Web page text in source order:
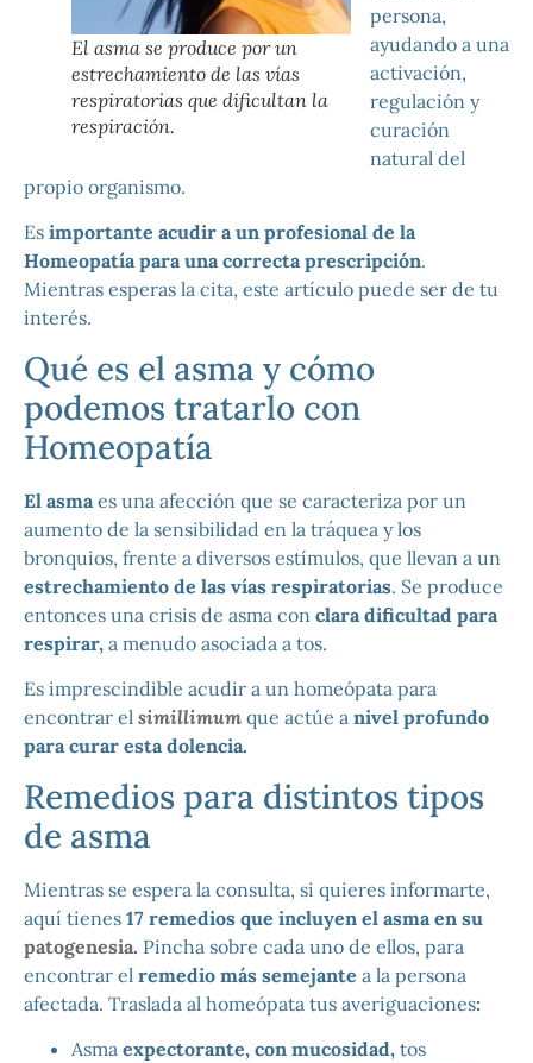
El asma se produce por un
estrechamiento de las vías
respiratorias que dificultan la
respiración.
persona,
ayudando a una
activación,
regulación y
curación
natural del
propio organismo.
Es importante acudir a un profesional de la
Homeopatía para una correcta prescripción.
Mientras esperas la cita, este artículo puede ser de tu
interés.
Qué es el asma y cómo
podemos tratarlo con
Homeopatía
El asma es una afección que se caracteriza por un
aumento de la sensibilidad en la tráquea y los
bronquios, frente a diversos estímulos, que llevan a un
estrechamiento de las vías respiratorias. Se produce
entonces una crisis de asma con clara dificultad para
respirar, a menudo asociada a tos.
Es imprescindible acudir a un homeópata para
encontrar el simillimum que actúe a nivel profundo
para curar esta dolencia.
Remedios para distintos tipos
de asma
Mientras se espera la consulta, si quieres informarte,
aquí tienes 17 remedios que incluyen el asma en su
patogenesia. Pincha sobre cada uno de ellos, para
encontrar el remedio más semejante a la persona
afectada. Traslada al homeópata tus averiguaciones:
Asma expectorante, con mucosidad, tos